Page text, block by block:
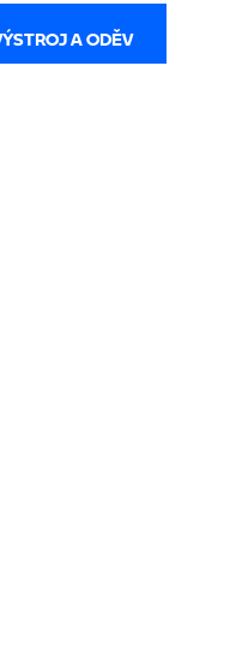
A ODĚV